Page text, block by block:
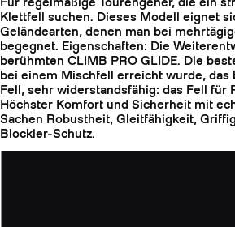
Klettfell suchen. Dieses Modell eignet
Geländearten, denen man bei
begegnet. Eigenschaften: Die
berühmten CLIMB PRO GLIDE. Die
bei einem Mischfell erreicht wurde,
Fell, sehr widerstandsfähig: das Fell für
Höchster Komfort und Sicherheit mit
Sachen Robustheit, Gleitfähigkeit,
Blockier-Schutz.